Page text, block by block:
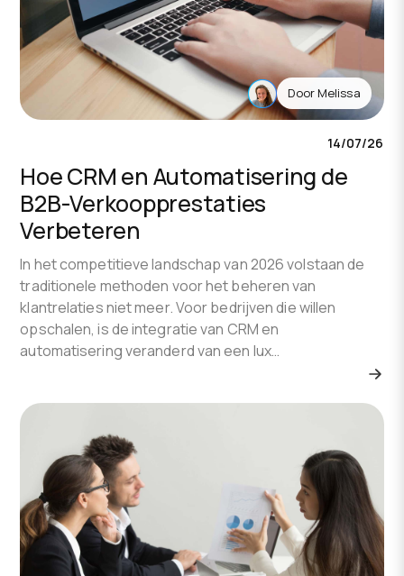
DoorMelissa
14/07/26
Hoe CRM en Automatisering de
B2B-Verkoopprestaties
Verbeteren
In het competitieve landschap van 2026 volstaan de
traditionele methoden voor het beheren van
klantrelaties niet meer. Voor bedrijven die willen
opschalen, is de integratie van CRM en
automatisering veranderd van een lux…